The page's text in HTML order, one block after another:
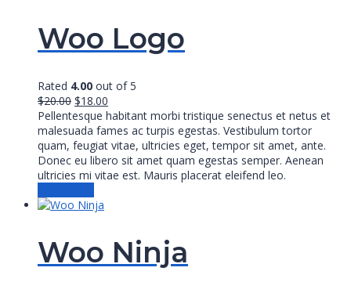
Woo Logo
Rated 4.00 out of 5
$20.00 Original
price
was:
$20.00.
$18.00
price
is:
$18.00.
Pellentesque habitant morbi tristique senectus et netus et
malesuada fames ac turpis egestas. Vestibulum tortor
quam, feugiat vitae, ultricies eget, tempor sit amet, ante.
Donec eu libero sit amet quam egestas semper. Aenean
ultricies mi vitae est. Mauris placerat eleifend leo.
Woo Ninja